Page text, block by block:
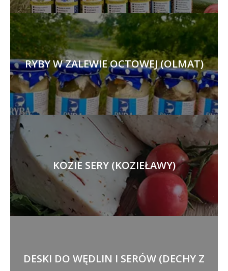
RYBY W ZALEWIE OCTOWEJ (OLMAT)
KOZIE SERY (KOZIEŁAWY)
DESKI DO WĘDLIN I SERÓW (DECHY Z